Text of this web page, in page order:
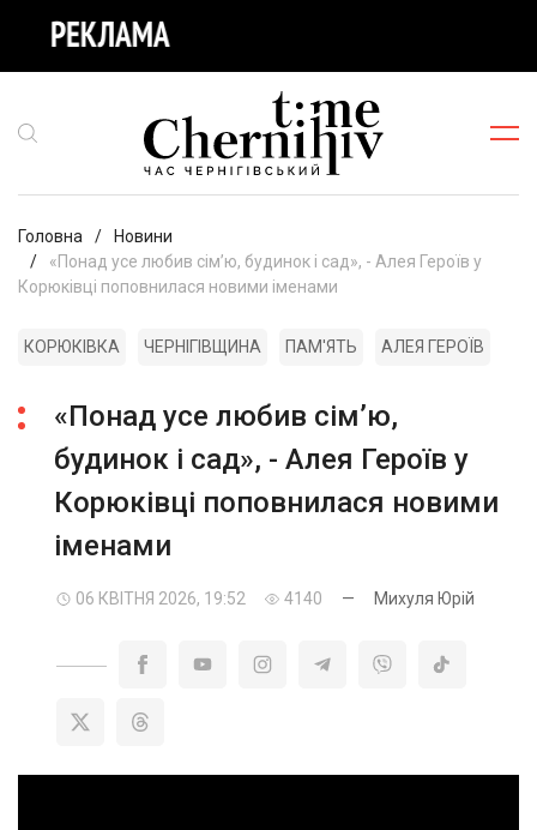
Головна
Новини
«Понад усе любив сім’ю, будинок і сад», - Алея Героїв у
Корюківці поповнилася новими іменами
КОРЮКІВКА ЧЕРНІГІВЩИНА ПАМ'ЯТЬ АЛЕЯ ГЕРОЇВ
«Понад усе любив сім’ю,
будинок і сад», - Алея Героїв у
Корюківці поповнилася новими
іменами
06 КВІТНЯ 2026, 19:52 4140 — Михуля Юрій